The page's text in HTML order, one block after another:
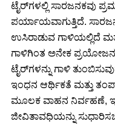
ಟೈರ್‌ಗಳಲ್ಲಿ ಸಾರಜನಕವು
ಪರ್ಯಾಯವಾಗುತ್ತಿದೆ.
ಉಸಿರಾಡುವ ಗಾಳಿಯಲ್ಲಿದೆ
ಗಾಳಿಗಿಂತ ಅನೇಕ
ಟೈರ್‌ಗಳನ್ನು ಗಾಳಿ
ಇಂಧನ ಆರ್ಥಿಕತೆ ಮತ್ತು
ಮೂಲಕ ವಾಹನ ನಿರ್ವಹಣೆ,
ಜೀವಿತಾವಧಿಯನ್ನು